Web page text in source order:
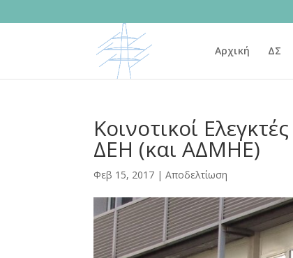
Αρχική ΔΣ
Κοινοτικοί
ΔΕΗ (και ΑΔΜΗΕ)
Φεβ 15, 2017 |Αποδελτίωση